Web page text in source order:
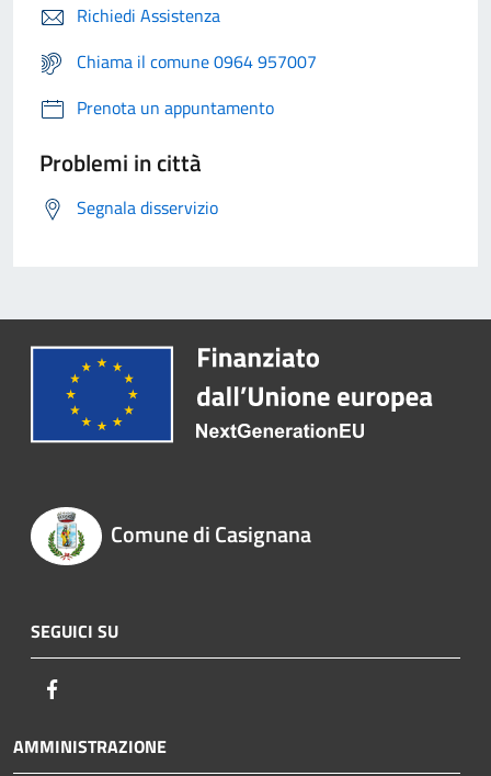
Richiedi Assistenza
Chiama il comune 0964 957007
Prenota un appuntamento
Problemi in città
Segnala disservizio
Comune di Casignana
SEGUICI SU
AMMINISTRAZIONE